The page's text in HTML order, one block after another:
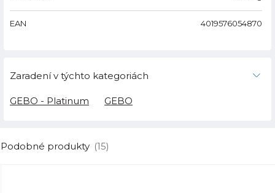
EAN 4019576054870
Zaradení v týchto kategoriách
GEBO - Platinum GEBO
Podobné produkty (15)